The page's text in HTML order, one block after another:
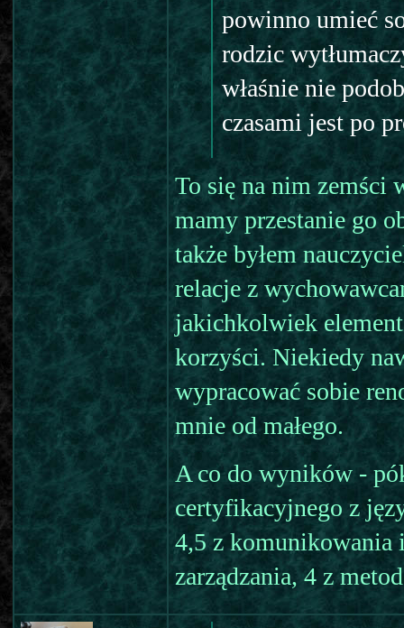
powinno umieć
rodzic
właśnie nie
czasami jest po
To się na nim zemści
mamy przestanie go
także byłem
relacje z
jakichkolwiek
korzyści. Niekiedy
wypracować sobie
mnie od małego.
A co do wyników -
certyfikacyjnego z
4,5 z komunikowania
zarządzania, 4 z